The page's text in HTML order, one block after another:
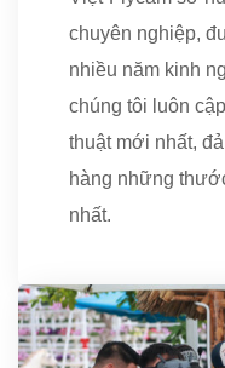
chuyên nghiệp,
nhiều năm kinh
chúng tôi luôn
thuật mới nhất,
hàng những
nhất.